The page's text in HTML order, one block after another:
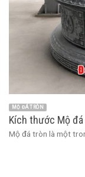
MỘ ĐÁ TRÒN
Kích thước Mộ
Mộ đá tròn là một